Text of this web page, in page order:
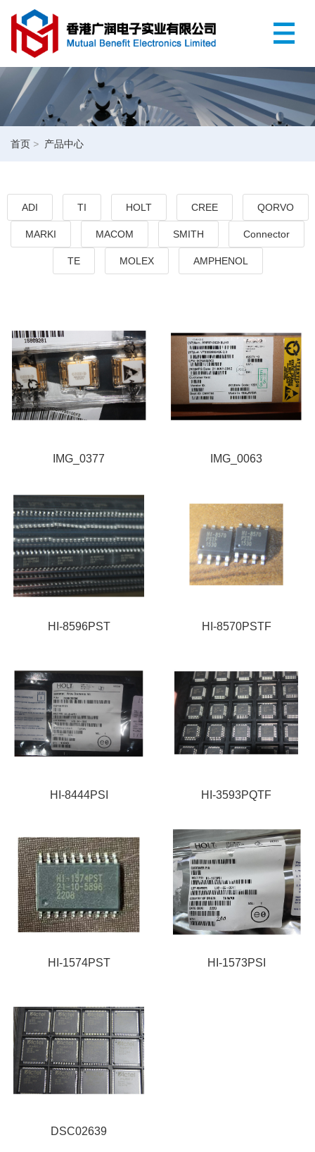
首页 > 产品中心
ADI TI HOLT CREE QORVO
MARKI MACOM SMITH Connector
TE MOLEX AMPHENOL
IMG_0377 IMG_0063
HI-8596PST HI-8570PSTF
HI-8444PSI HI-3593PQTF
HI-1574PST HI-1573PSI
DSC02639